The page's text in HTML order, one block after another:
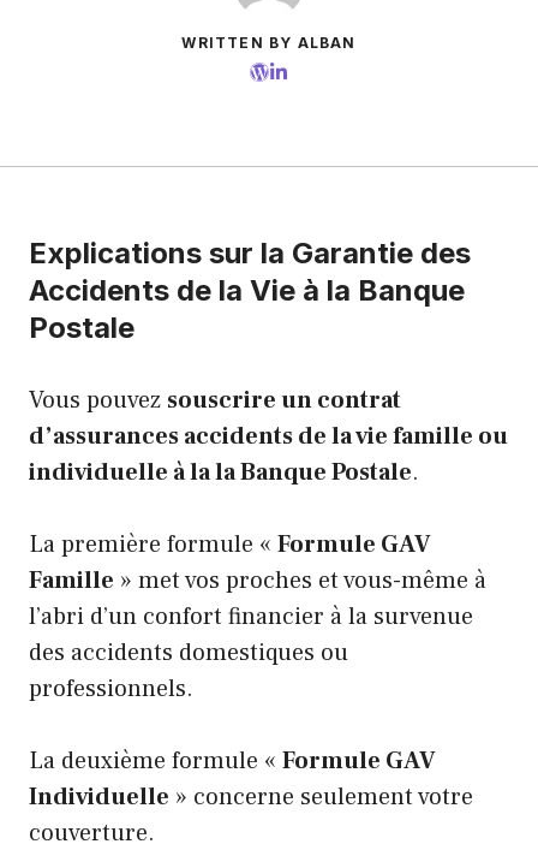
WRITTEN BY ALBAN
Explications sur la Garantie des
Accidents de la Vie à la Banque
Postale
Vous pouvez souscrire un contrat
d’assurances accidents de la vie famille ou
individuelle à la la Banque Postale.
La première formule « Formule GAV
Famille » met vos proches et vous-même à
l’abri d’un confort financier à la survenue
des accidents domestiques ou
professionnels.
La deuxième formule « Formule GAV
Individuelle » concerne seulement votre
couverture.